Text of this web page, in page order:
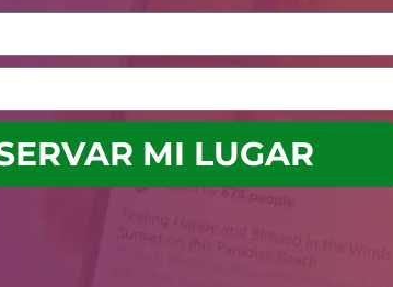
MI LUGAR​